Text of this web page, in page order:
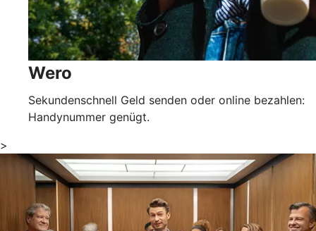
Wero
Sekundenschnell Geld senden oder online bezahlen:
Handynummer genügt.
>